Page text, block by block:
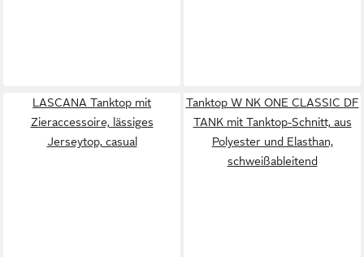
LASCANA Tanktop mit
Zieraccessoire, lässiges
Jerseytop, casual
Tanktop W NK ONE CLASSIC DF
TANK mit Tanktop-Schnitt, aus
Polyester und Elasthan,
schweißableitend